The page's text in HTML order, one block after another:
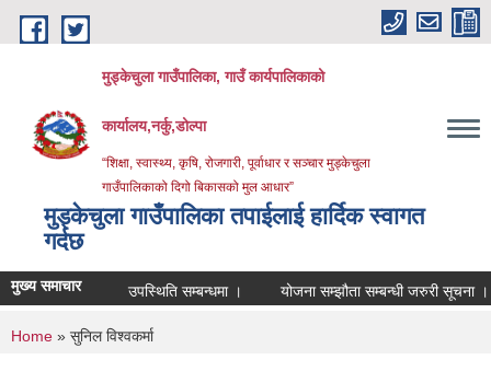
Skip to main content
मुड्केचुला गाउँपालिका, गाउँ कार्यपालिकाको
कार्यालय,नर्कु,डोल्पा
“शिक्षा, स्वास्थ्य, कृषि, रोजगारी, पूर्वाधार र सञ्चार मुड्केचुला
गाउँपालिकाको दिगो बिकासको मुल आधार”
मुड्केचुला गाउँपालिका तपाईलाई हार्दिक स्वागत
गर्दछ
मुख्य समाचारउपस्थिति सम्बन्धमा । योजना सम्झौता सम्बन्धी जरुरी सूचना ।
You are here
Home » सुनिल विश्‍वक‍र्मा